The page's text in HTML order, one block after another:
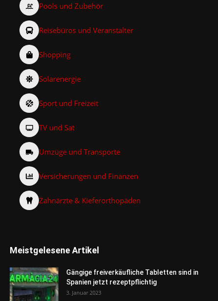
Pools und Zubehör
Reisebüros und Veranstalter
Shopping
Solarenergie
Sport und Freizeit
TV und Sat
Umzüge und Transporte
Versicherungen und Finanzen
Zahnärzte & Kieferorthopäden
Meistgelesene Artikel
Gängige freiverkäufliche Tabletten sind in
Spanien jetzt rezeptpflichtig
3. Januar 2023